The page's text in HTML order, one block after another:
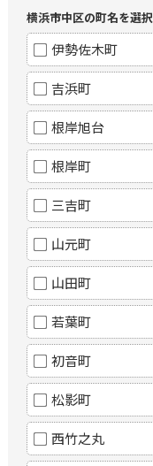
横浜市中区の町名を選択
伊勢佐木町
吉浜町
根岸旭台
根岸町
三吉町
山元町
山田町
若葉町
初音町
松影町
西竹之丸